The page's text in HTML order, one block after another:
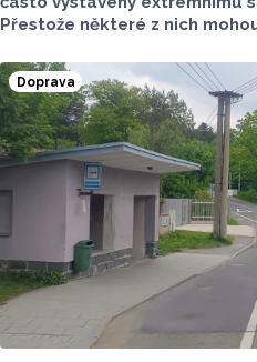
Přestože některé z nich
Statutární město Prostějov
kontrolu, intenzivní zálivku i
co nejlepší podmínky pro
Doprava